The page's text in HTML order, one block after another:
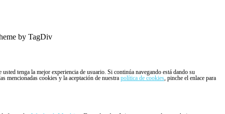
by TagDiv
tenga la mejor experiencia de usuario. Si continúa navegando está dando su
mencionadas cookies y la aceptación de nuestra política de cookies, pinche el enlace para